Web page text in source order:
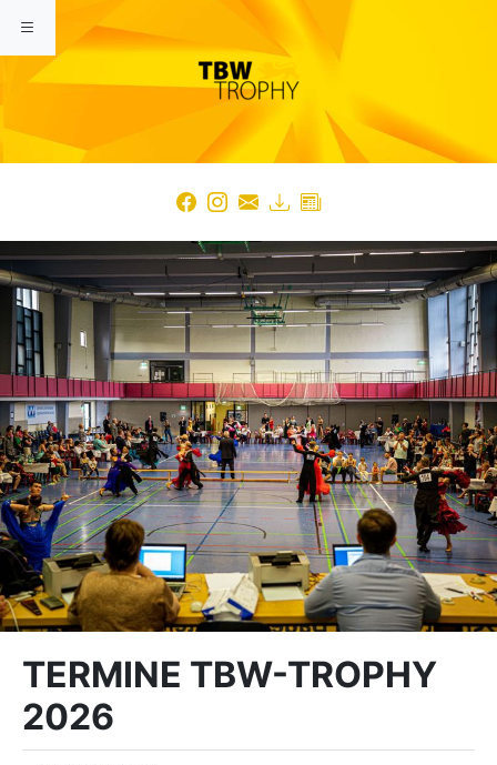
TERMINE TBW-TROPHY
2026